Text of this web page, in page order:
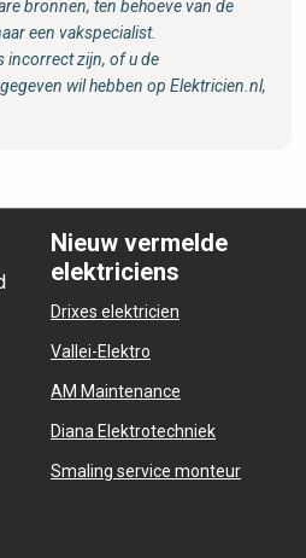
bronnen, ten behoeve van de
een vakspecialist.
incorrect zijn, of u de
wil hebben op Elektricien.nl,
Nieuw vermelde
elektriciens
Drixes elektricien
Vallei-Elektro
AM Maintenance
Diana Elektrotechniek
Smaling service monteur